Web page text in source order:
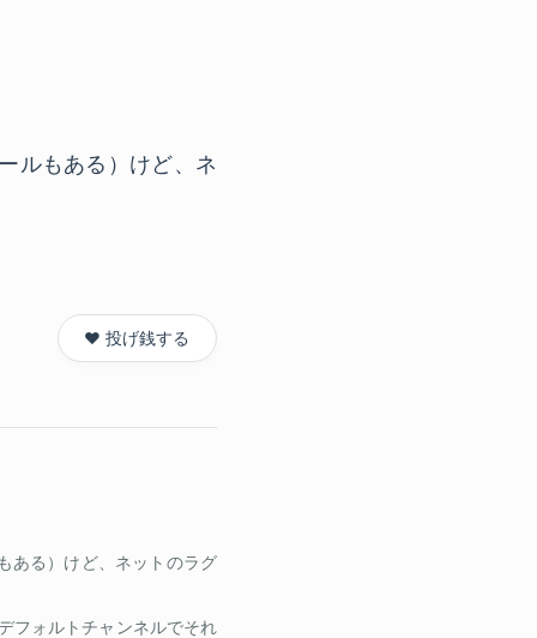
ルもある）けど、ネ
❤️ 投げ銭する
ある）けど、ネットのラグ
フォルトチャンネルでそれ